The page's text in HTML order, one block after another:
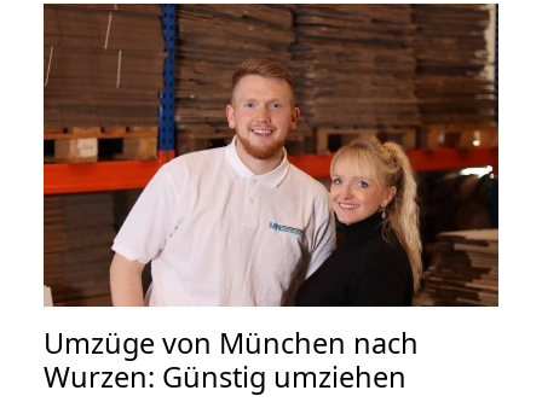
Umzüge von München nach
Wurzen: Günstig umziehen